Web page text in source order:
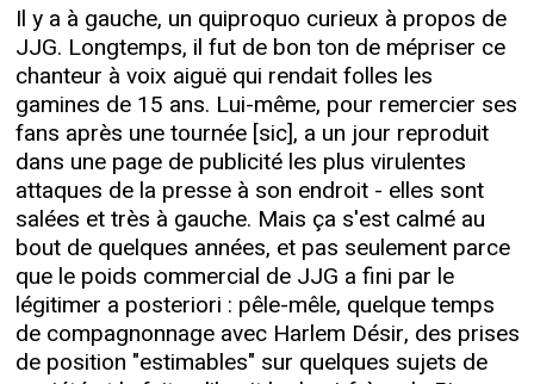
Il y a à gauche, un quiproquo curieux à propos de
JJG. Longtemps, il fut de bon ton de mépriser ce
chanteur à voix aiguë qui rendait folles les
gamines de 15 ans. Lui-même, pour remercier ses
fans après une tournée [sic], a un jour reproduit
dans une page de publicité les plus virulentes
attaques de la presse à son endroit - elles sont
salées et très à gauche. Mais ça s'est calmé au
bout de quelques années, et pas seulement parce
que le poids commercial de JJG a fini par le
légitimer a posteriori : pêle-mêle, quelque temps
de compagnonnage avec Harlem Désir, des prises
de position "estimables" sur quelques sujets de